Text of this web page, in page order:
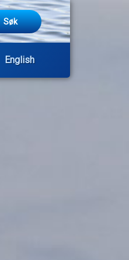
Hopp
English